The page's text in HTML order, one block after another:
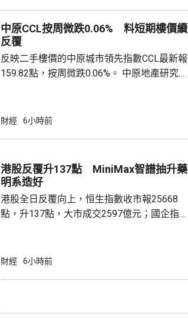
港增加黃金存儲，預料趨勢持續。 香港上月啟
動試運行的黃金清算系統。人行行長潘功勝在
啟動儀式表示，將繼續提高國...
中原CCL按周微跌0.06% 料短期樓價續
反覆
反映二手樓價的中原城市領先指數CCL最新報
159.82點，按周微跌0.06%。 中原地產研究部
強硬，造成拉鋸局面，致成交量減少，樓價出
點，未有轉勢向下。她指，近期內地接連執行
多項資金管理措施令股市波動，業主買家均轉
趨觀望，部分業主...
財經 6小時前
港股反覆升137點 MiniMax智譜抽升藥
明系造好
港股全日反覆向上，恒生指數收市報25668
點，升137點，大市成交2597億元；國企指數
股急升，MiniMax(00100.HK)升近1成，報
財經 6小時前